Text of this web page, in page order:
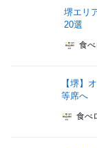
堺エリ
20選
食
【堺】
等席へ
食べ